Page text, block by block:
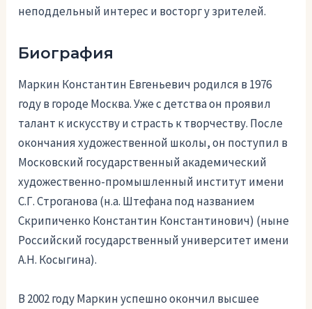
неподдельный интерес и восторг у зрителей.
Биография
Маркин Константин Евгеньевич родился в 1976
году в городе Москва. Уже с детства он проявил
талант к искусству и страсть к творчеству. После
окончания художественной школы, он поступил в
Московский государственный академический
художественно-промышленный институт имени
С.Г. Строганова (н.а. Штефана под названием
Скрипиченко Константин Константинович) (ныне
Российский государственный университет имени
А.Н. Косыгина).
В 2002 году Маркин успешно окончил высшее